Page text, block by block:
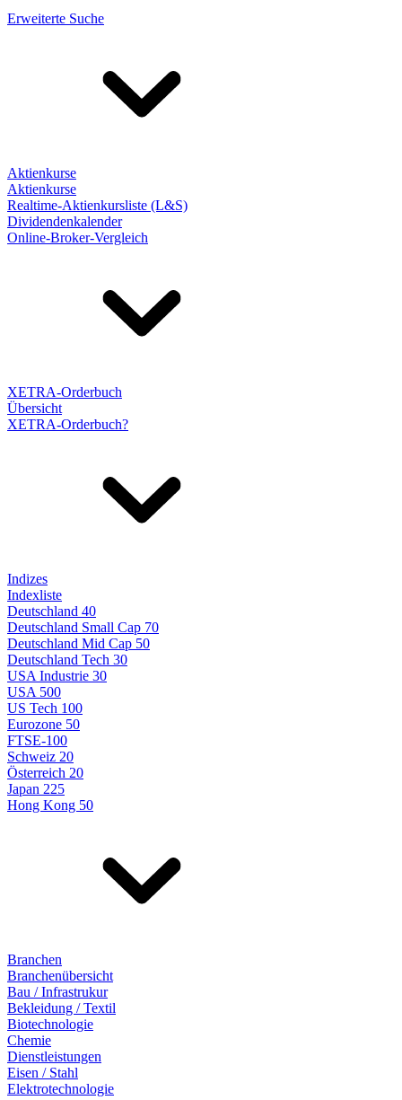
Erweiterte Suche
Aktienkurse
Aktienkurse
Realtime-Aktienkursliste (L&S)
Dividendenkalender
Online-Broker-Vergleich
XETRA-Orderbuch
Übersicht
XETRA-Orderbuch?
Indizes
Indexliste
Deutschland 40
Deutschland Small Cap 70
Deutschland Mid Cap 50
Deutschland Tech 30
USA Industrie 30
USA 500
US Tech 100
Eurozone 50
FTSE-100
Schweiz 20
Österreich 20
Japan 225
Hong Kong 50
Branchen
Branchenübersicht
Bau / Infrastrukur
Bekleidung / Textil
Biotechnologie
Chemie
Dienstleistungen
Eisen / Stahl
Elektrotechnologie